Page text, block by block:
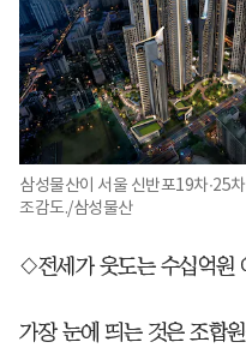
삼성물산이 서울 신반포19차∙25
조감도./삼성물산
◇전세가 웃도는 수십억원
가장 눈에 띄는 것은 조합